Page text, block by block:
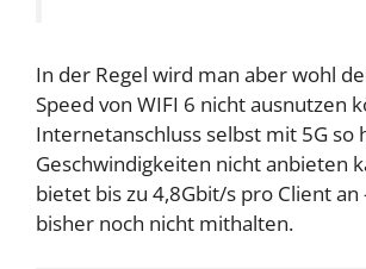
In der Regel wird man aber wohl
Speed von WIFI 6 nicht ausnutzen
Internetanschluss selbst mit 5G so
Geschwindigkeiten nicht anbieten
bietet bis zu 4,8Gbit/s pro Client an
bisher noch nicht mithalten.